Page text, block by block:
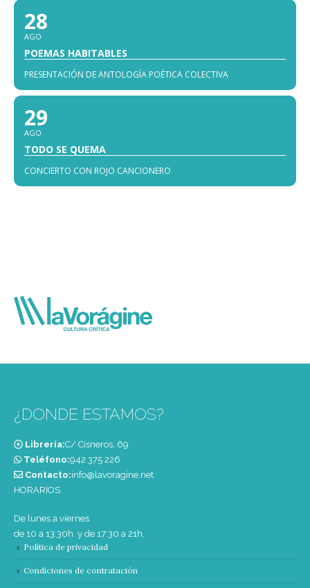
28
AGO
POEMAS HABITABLES
PRESENTACIÓN DE ANTOLOGÍA POÉTICA COLECTIVA
29
AGO
TODO SE QUEMA
CONCIERTO CON ROJO CANCIONERO
¿DONDE ESTAMOS?
Librería:C/ Cisneros, 69
Teléfono:‭942 375 226‬
Contacto:info@lavoragine.net
HORARIOS
De lunes a viernes
de 10 a 13:30h. y de 17:30 a 21h.
Política de privacidad
Condiciones de contratación